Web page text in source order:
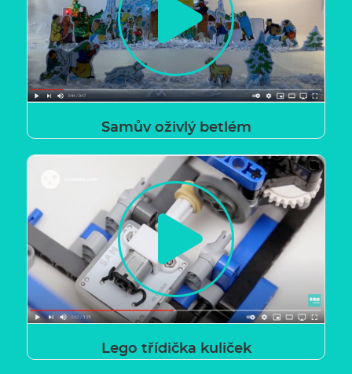
Samův oživlý betlém
Lego třídička kuliček